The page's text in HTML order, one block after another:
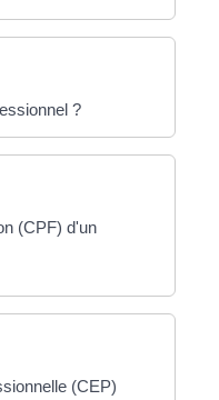
?
(CPF) d'un
(CEP)